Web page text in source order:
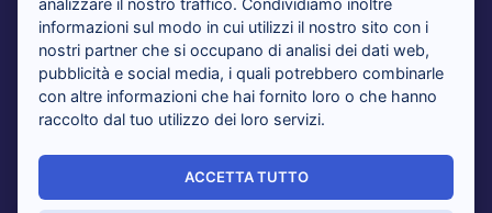
Tarocchi 365 giorni per te: il consulto per cambiare
prospettiva
Tarocchi nuovi amori in arrivo: i cartomanti rispondono
Sensitivi al telefono risolvono i tuoi dubbi con i Tarocchi:
informazioni sul modo in cui utilizzi il nostro sito con i
nostri partner che si occupano di analisi dei dati web,
pubblicità e social media, i quali potrebbero combinarle
con altre informazioni che hai fornito loro o che hanno
raccolto dal tuo utilizzo dei loro servizi.
ACCETTA TUTTO